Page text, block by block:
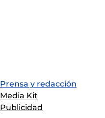
Prensa y redacción
Media Kit
Publicidad